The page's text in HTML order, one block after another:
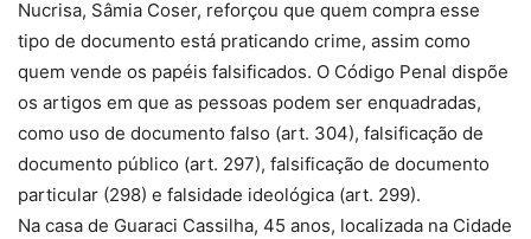
Nucrisa, Sâmia Coser, reforçou que quem compra esse
tipo de documento está praticando crime, assim como
quem vende os papéis falsificados. O Código Penal dispõe
os artigos em que as pessoas podem ser enquadradas,
como uso de documento falso (art. 304), falsificação de
documento público (art. 297), falsificação de documento
particular (298) e falsidade ideológica (art. 299).
Na casa de Guaraci Cassilha, 45 anos, localizada na Cidade